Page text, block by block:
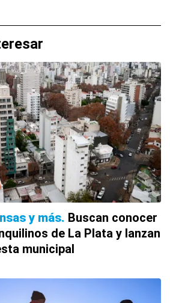
y más Buscan conocer
de La Plata y lanzan
municipal